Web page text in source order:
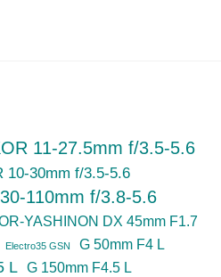
11-27.5mm f/3.5-5.6
10-30mm f/3.5-5.6
110mm f/3.8-5.6
YASHINON DX 45mm F1.7
Electro35 GSN G 50mm F4 L
L G 150mm F4.5 L